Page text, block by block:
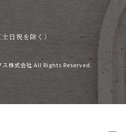
日祝を除く）
ス株式会社 All Rights Reserved.